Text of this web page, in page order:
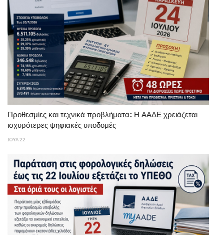
Προθεσμίες και τεχνικά προβλήματα: Η ΑΑΔΕ χρειάζεται
ισχυρότερες ψηφιακές υποδομές
ΙΟΥΛ 22